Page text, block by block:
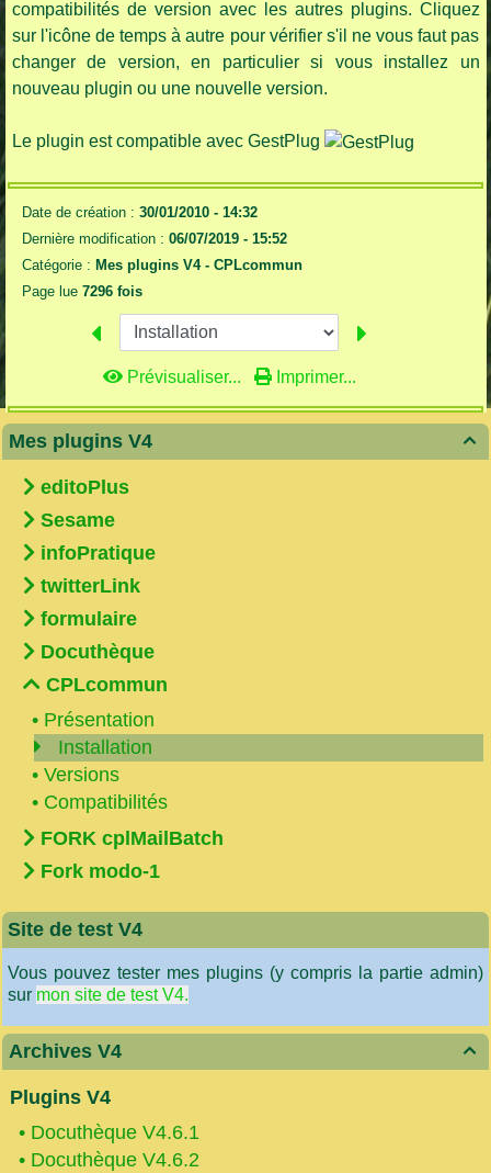

Mes plugins V4
editoPlus
Sesame
infoPratique
twitterLink
formulaire
Docuthèque
CPLcommun
• Présentation
Installation
• Versions
• Compatibilités
FORK cplMailBatch
Fork modo-1
Site de test V4
Vous pouvez tester mes plugins (y compris la partie admin)
sur mon site de test V4.

Archives V4
Plugins V4
• Docuthèque V4.6.1
• Docuthèque V4.6.2
compatibilités de version avec les autres plugins. Cliquez
sur l'icône de temps à autre pour vérifier s'il ne vous faut pas
changer de version, en particulier si vous installez un
nouveau plugin ou une nouvelle version.
Le plugin est compatible avec GestPlug
Date de création : 30/01/2010 - 14:32
Dernière modification : 06/07/2019 - 15:52
Catégorie : Mes plugins V4 - CPLcommun
Page lue 7296 fois
Prévisualiser... Imprimer...